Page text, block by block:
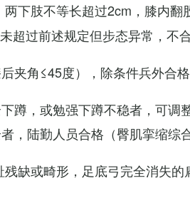
两下肢不等长超过2cm，膝内
超过前述规定但步态异常，不合
夹角≤45度），除条件兵外合格
蹲，或勉强下蹲不稳者，可
，陆勤人员合格（臀肌挛缩综
缺或畸形，足底弓完全消失的